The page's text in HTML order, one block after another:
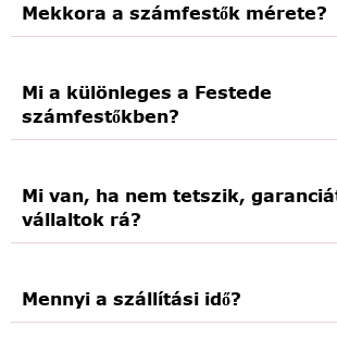
Mekkora a számfestők mérete?
Mi a különleges a Festede
számfestőkben?
Mi van, ha nem tetszik,
vállaltok rá?
Mennyi a szállítási idő?